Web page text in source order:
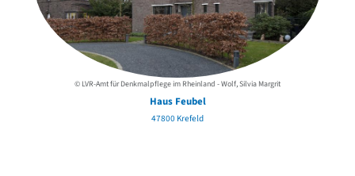
© LVR-Amt für Denkmalpflege im Rheinland - Wolf, Silvia Margrit
Haus Feubel
47800 Krefeld